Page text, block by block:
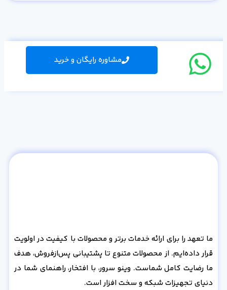
مشاوره رایگان و خرید
ما تعهد را برای ارائه خدمات برتر و محصولات با کیفیت در اولویت
قرار داده‌ایم. از محصولات متنوع تا پشتیبانی پس‌از‌فروش، هدف
ما رضایت کامل شماست. وینو سرور، با افتخار، راهنمای شما در
دنیای تجهیزات شبکه و سخت افزار است.